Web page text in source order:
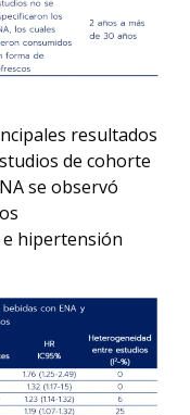
resultados
de cohorte
se observó
hipertensión